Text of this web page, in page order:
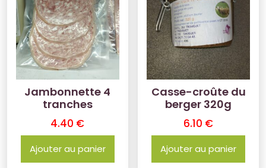
Jambonnette 4
tranches
4.40 €
Ajouter au panier
Casse-croûte du
berger 320g
6.10 €
Ajouter au panier